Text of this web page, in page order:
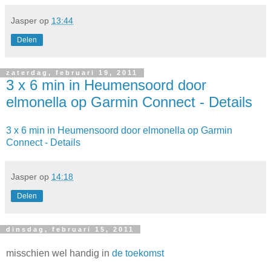
Jasper op 13:44
Delen
zaterdag, februari 19, 2011
3 x 6 min in Heumensoord door
elmonella op Garmin Connect - Details
3 x 6 min in Heumensoord door elmonella op Garmin
Connect - Details
Jasper op 14:18
Delen
dinsdag, februari 15, 2011
misschien wel handig in de toekomst